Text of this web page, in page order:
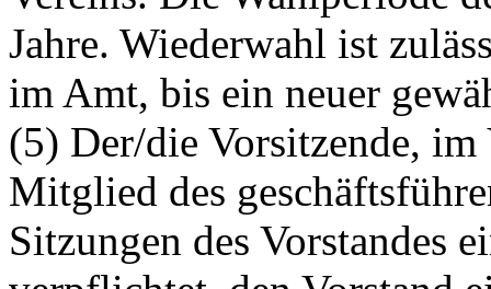
Jahre. Wiederwahl ist
im Amt, bis ein neuer
(5) Der/die Vorsitzende,
Mitglied des
Sitzungen des Vorstandes